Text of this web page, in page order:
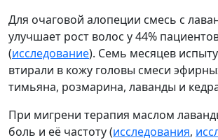
Для очаговой алопеции смесь с
улучшает рост волос у 44%
(исследование). Семь месяцев
втирали в кожу головы смеси
тимьяна, розмарина, лаванды и
При мигрени терапия маслом
боль и её частоту (исследования,